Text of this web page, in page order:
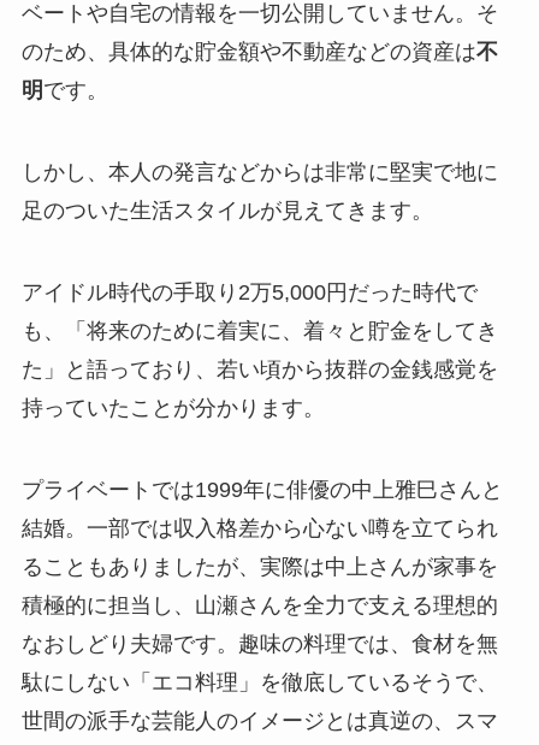
ベートや自宅の情報を一切公開していません。そ
のため、具体的な貯金額や不動産などの資産は不
明 です。
しかし、本人の発言などからは非常に堅実で地に
足のついた生活スタイルが見えてきます。
アイドル時代の手取り2万5,000円だった時代で
も、「将来のために着実に、着々と貯金をしてき
た」と語っており、若い頃から抜群の金銭感覚を
持っていたことが分かります。
プライベートでは1999年に俳優の中上雅巳さんと
結婚。一部では収入格差から心ない噂を立てられ
ることもありましたが、実際は中上さんが家事を
積極的に担当し、山瀬さんを全力で支える理想的
なおしどり夫婦です。趣味の料理では、食材を無
駄にしない「エコ料理」を徹底しているそうで、
世間の派手な芸能人のイメージとは真逆の、スマ